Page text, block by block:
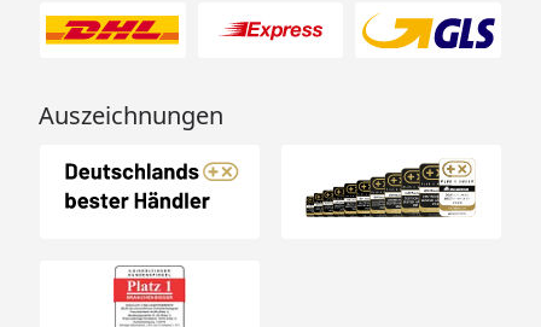
Auszeichnungen